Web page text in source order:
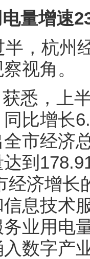
量增速
，杭州
视角。
悉，上
比增长
市经济
到
经济增长
息技术
业用电
数字产